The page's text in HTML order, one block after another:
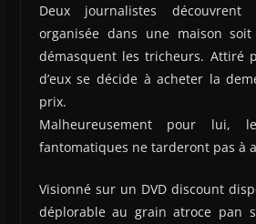
Deux journalistes découvrent
organisée dans une maison
démasquent les tricheurs. Attiré
d’eux se décide à acheter la
prix.
Malheureusement pour lui,
fantomatiques ne tarderont pas à
Visionné sur un DVD discount
déplorable au grain atroce pan